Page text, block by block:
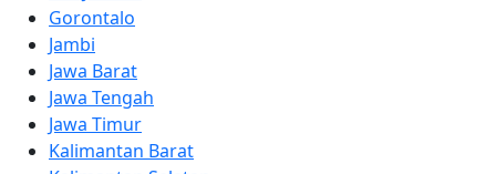
Gorontalo
Jambi
Jawa Barat
Jawa Tengah
Jawa Timur
Kalimantan Barat